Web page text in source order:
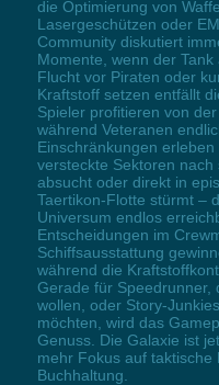
die Optimierung von
Lasergeschützen oder
Community diskutiert
Momente, wenn der
Flucht vor Piraten oder
Kraftstoff setzen entfällt
Spieler profitieren von
während Veteranen
Einschränkungen
versteckte Sektoren
absucht oder direkt in
Taertikon-Flotte stürmt –
Universum endlos
Entscheidungen im
Schiffsausstattung
während die
Gerade für Speedrunner,
wollen, oder Story-
möchten, wird das
Genuss. Die Galaxie ist
mehr Fokus auf
Buchhaltung.